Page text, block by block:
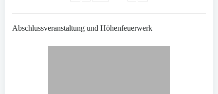
Abschlussveranstaltung und Höhenfeuerwerk